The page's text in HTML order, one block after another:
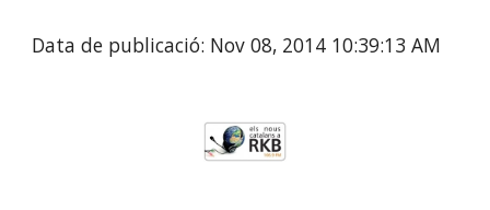
Data de publicació: Nov 08, 2014 10:39:13 AM